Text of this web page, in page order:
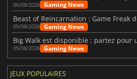
06/08/2026 Gaming News
05/08/2026 Gaming News
05/08/2026 Gaming News
JEUX POPULAIRES